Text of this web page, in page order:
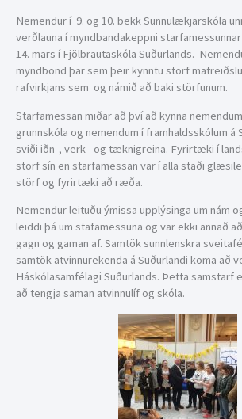
Nemendur í 9. og 10. bekk Sunnulækjarskóla
verðlauna í myndbandakeppni
14. mars í Fjölbrautaskóla Suðurlands.
myndbönd þar sem þeir kynntu störf
rafvirkjans sem og námið að baki störfunum.
Starfamessan miðar að því að kynna
grunnskóla og nemendum í framhaldsskólum á
sviði iðn-, verk- og tæknigreina. Fyrirtæki í
störf sín en starfamessan var í alla staði
störf og fyrirtæki að ræða.
Nemendur leituðu ýmissa upplýsinga um nám
leiddi þá um stafamessuna og var ekki annað
gagn og gaman af. Samtök sunnlenskra
samtök atvinnurekenda á Suðurlandi koma að
Háskólasamfélagi Suðurlands. Þetta samstarf
að tengja saman atvinnulíf og skóla.